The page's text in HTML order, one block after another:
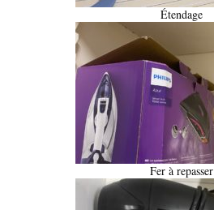
Étendage
Fer à repasser